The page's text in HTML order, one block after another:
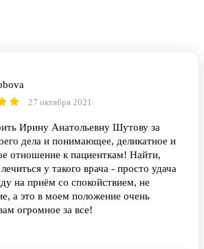
27 октября 2021
Ирину Анатольевну Шутову за
дела и понимающее, деликатное и
отношение к пациенткам! Найти,
у такого врача - просто удача
на приём со спокойствием, не
а это в моем положение очень
огромное за все!